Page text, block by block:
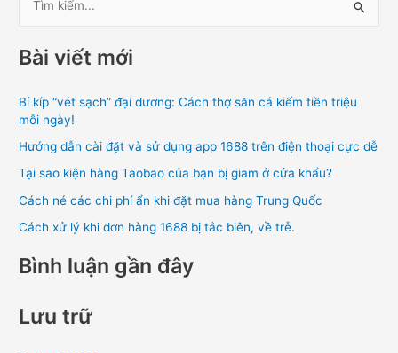
m
i
ế
m
:
Bài viết mới
Bí kíp “vét sạch” đại dương: Cách thợ săn cá kiếm tiền triệu
mỗi ngày!
Hướng dẫn cài đặt và sử dụng app 1688 trên điện thoại cực dễ
Tại sao kiện hàng Taobao của bạn bị giam ở cửa khẩu?
Cách né các chi phí ẩn khi đặt mua hàng Trung Quốc
Cách xử lý khi đơn hàng 1688 bị tắc biên, về trễ.
Bình luận gần đây
Lưu trữ